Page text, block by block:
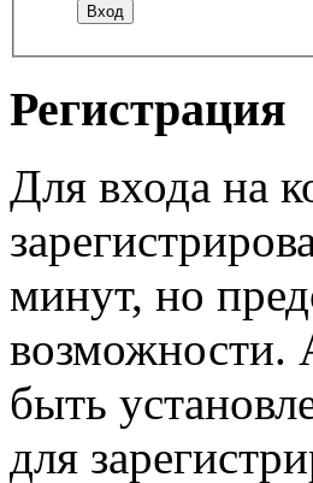
Регистрация
Для входа на
минут, но
возможности.
быть
для